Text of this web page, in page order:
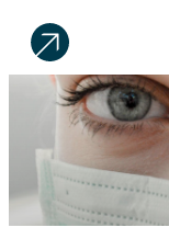
Sijoittaja.fi
Tee
parempia
sijoituspäätöksiä